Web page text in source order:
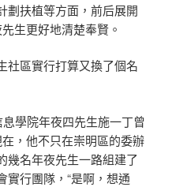
劃扶植等方面，前后展開
生更好地清楚奉賢。
區實行打算又換了個名
學院年夜四先生施一丁曾
，他不只在崇明區的委辦
幾名年夜先生一路組建了
實行團隊，“是啊，想通